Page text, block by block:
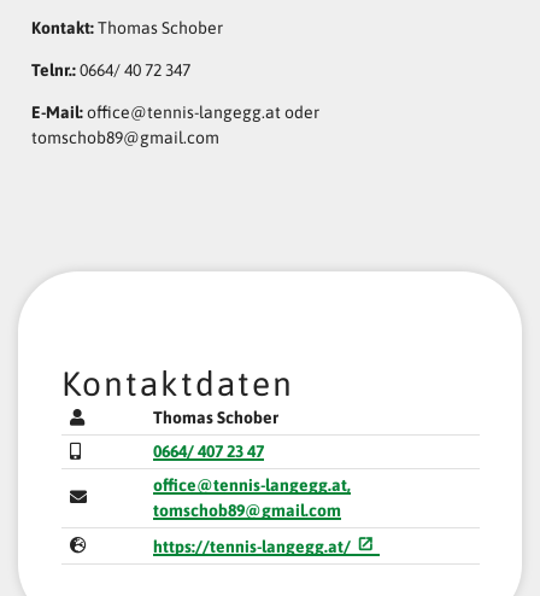
Kontakt:Thomas Schober
Telnr.:0664/ 40 72 347
E-Mail:office@tennis-langegg.at oder
tomschob89@gmail.com
Kontaktdaten
Thomas Schober
0664/ 407 23 47
office@tennis-langegg.at,
tomschob89@gmail.com
https://tennis-langegg.at/